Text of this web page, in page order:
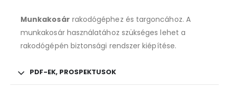
Munkakosár rakodógéphez és targoncához. A
munkakosár használatához szükséges lehet a
rakodógépén biztonsági rendszer kiépítése.
PDF-EK, PROSPEKTUSOK